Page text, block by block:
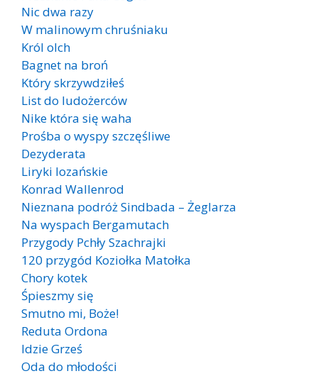
Nic dwa razy
W malinowym chruśniaku
Król olch
Bagnet na broń
Który skrzywdziłeś
List do ludożerców
Nike która się waha
Prośba o wyspy szczęśliwe
Dezyderata
Liryki lozańskie
Konrad Wallenrod
Nieznana podróż Sindbada – Żeglarza
Na wyspach Bergamutach
Przygody Pchły Szachrajki
120 przygód Koziołka Matołka
Chory kotek
Śpieszmy się
Smutno mi, Boże!
Reduta Ordona
Idzie Grześ
Oda do młodości